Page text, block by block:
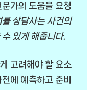
가의 도움을 요청
률 상담사는 사건의
있게 해줍니다.
고려해야 할 요소
에 예측하고 준비